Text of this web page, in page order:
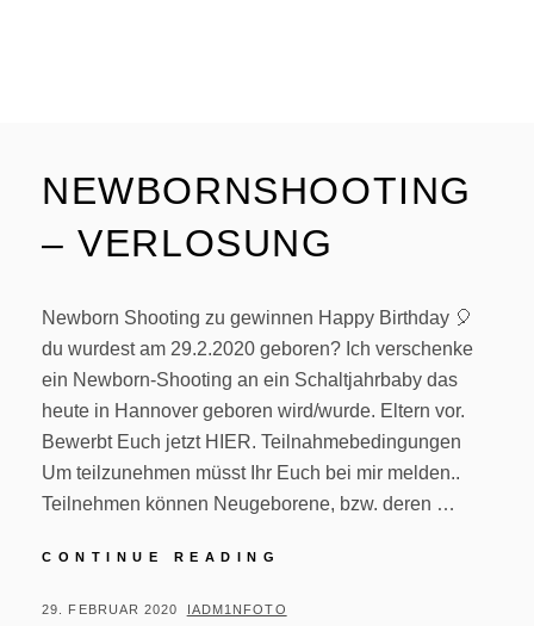
NEWBORNSHOOTING
– VERLOSUNG
Newborn Shooting zu gewinnen Happy Birthday 🎈
du wurdest am 29.2.2020 geboren? Ich verschenke
ein Newborn-Shooting an ein Schaltjahrbaby das
heute in Hannover geboren wird/wurde. Eltern vor.
Bewerbt Euch jetzt HIER. Teilnahmebedingungen
Um teilzunehmen müsst Ihr Euch bei mir melden..
Teilnehmen können Neugeborene, bzw. deren …
CONTINUE READING
VERLOSUNG
POSTED
29. FEBRUAR 2020 BY
IADM1NFOTO